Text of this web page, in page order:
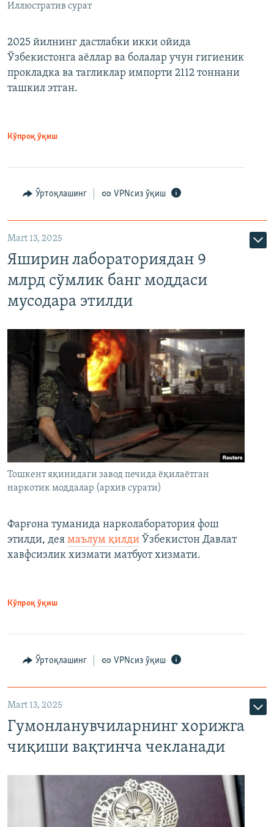
Иллюстратив сурат
2025 йилнинг дастлабки икки ойида
Ўзбекистонга аёллар ва болалар учун гигиеник
прокладка ва тагликлар импорти 2112 тоннани
ташкил этган.
Кўпроқ ўқиш
Ўртоқлашинг VPNсиз ўқиш
Mart 13, 2025
Яширин лабораториядан 9
млрд сўмлик банг моддаси
мусодара этилди
Тошкент яқинидаги завод печида ёқилаётган
наркотик моддалар (архив сурати)
Фарғона туманида нарколаборатория фош
этилди, дея маълум қилди Ўзбекистон Давлат
хавфсизлик хизмати матбуот хизмати.
Кўпроқ ўқиш
Ўртоқлашинг VPNсиз ўқиш
Mart 13, 2025
Гумонланувчиларнинг хорижга
чиқиши вақтинча чекланади